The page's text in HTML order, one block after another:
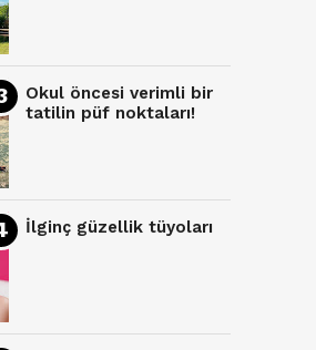
Okul öncesi verimli bir
tatilin püf noktaları!
İlginç güzellik tüyoları